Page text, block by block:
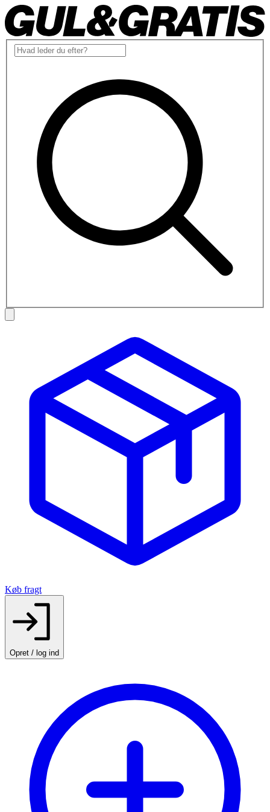
Køb fragt
Opret / log ind